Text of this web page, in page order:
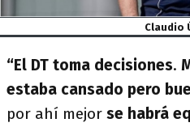
Claudio
“El DT toma decisiones.
estaba cansado pero
por ahí mejor se habrá